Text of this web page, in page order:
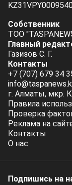
Собственник
ТОО
Главный
Газизов С. Г.
Контакты
+7 (707) 679 34
г. Алматы, мкр.
Правила
Проверка
Реклама на
Контакты
О нас
Подпишись на